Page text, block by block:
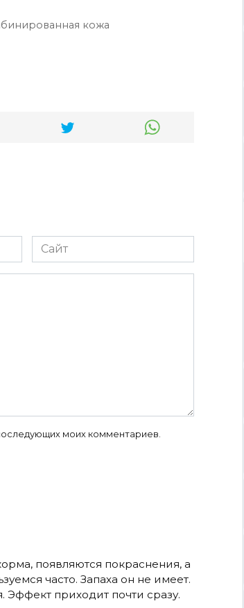
кожа
Сайт
моих комментариев.
появляются покраснения, а
часто. Запаха он не имеет.
Эффект приходит почти сразу.